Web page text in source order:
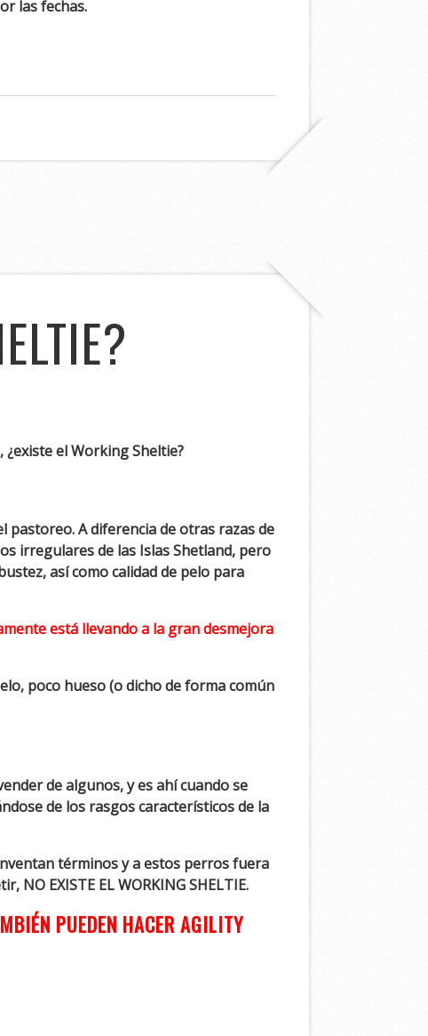
las fechas.
el Working Sheltie?
pastoreo. A diferencia de otras razas de
irregulares de las Islas Shetland, pero
así como calidad de pelo para
está llevando a la gran desmejora
poco hueso (o dicho de forma común
de algunos, y es ahí cuando se
de los rasgos característicos de la
términos y a estos perros fuera
EXISTE EL WORKING SHELTIE.
PUEDEN HACER AGILITY